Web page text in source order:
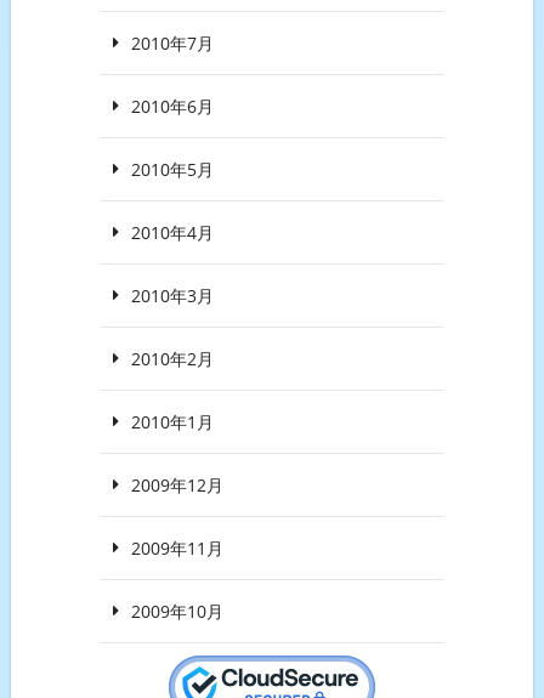
2010年7月
2010年6月
2010年5月
2010年4月
2010年3月
2010年2月
2010年1月
2009年12月
2009年11月
2009年10月